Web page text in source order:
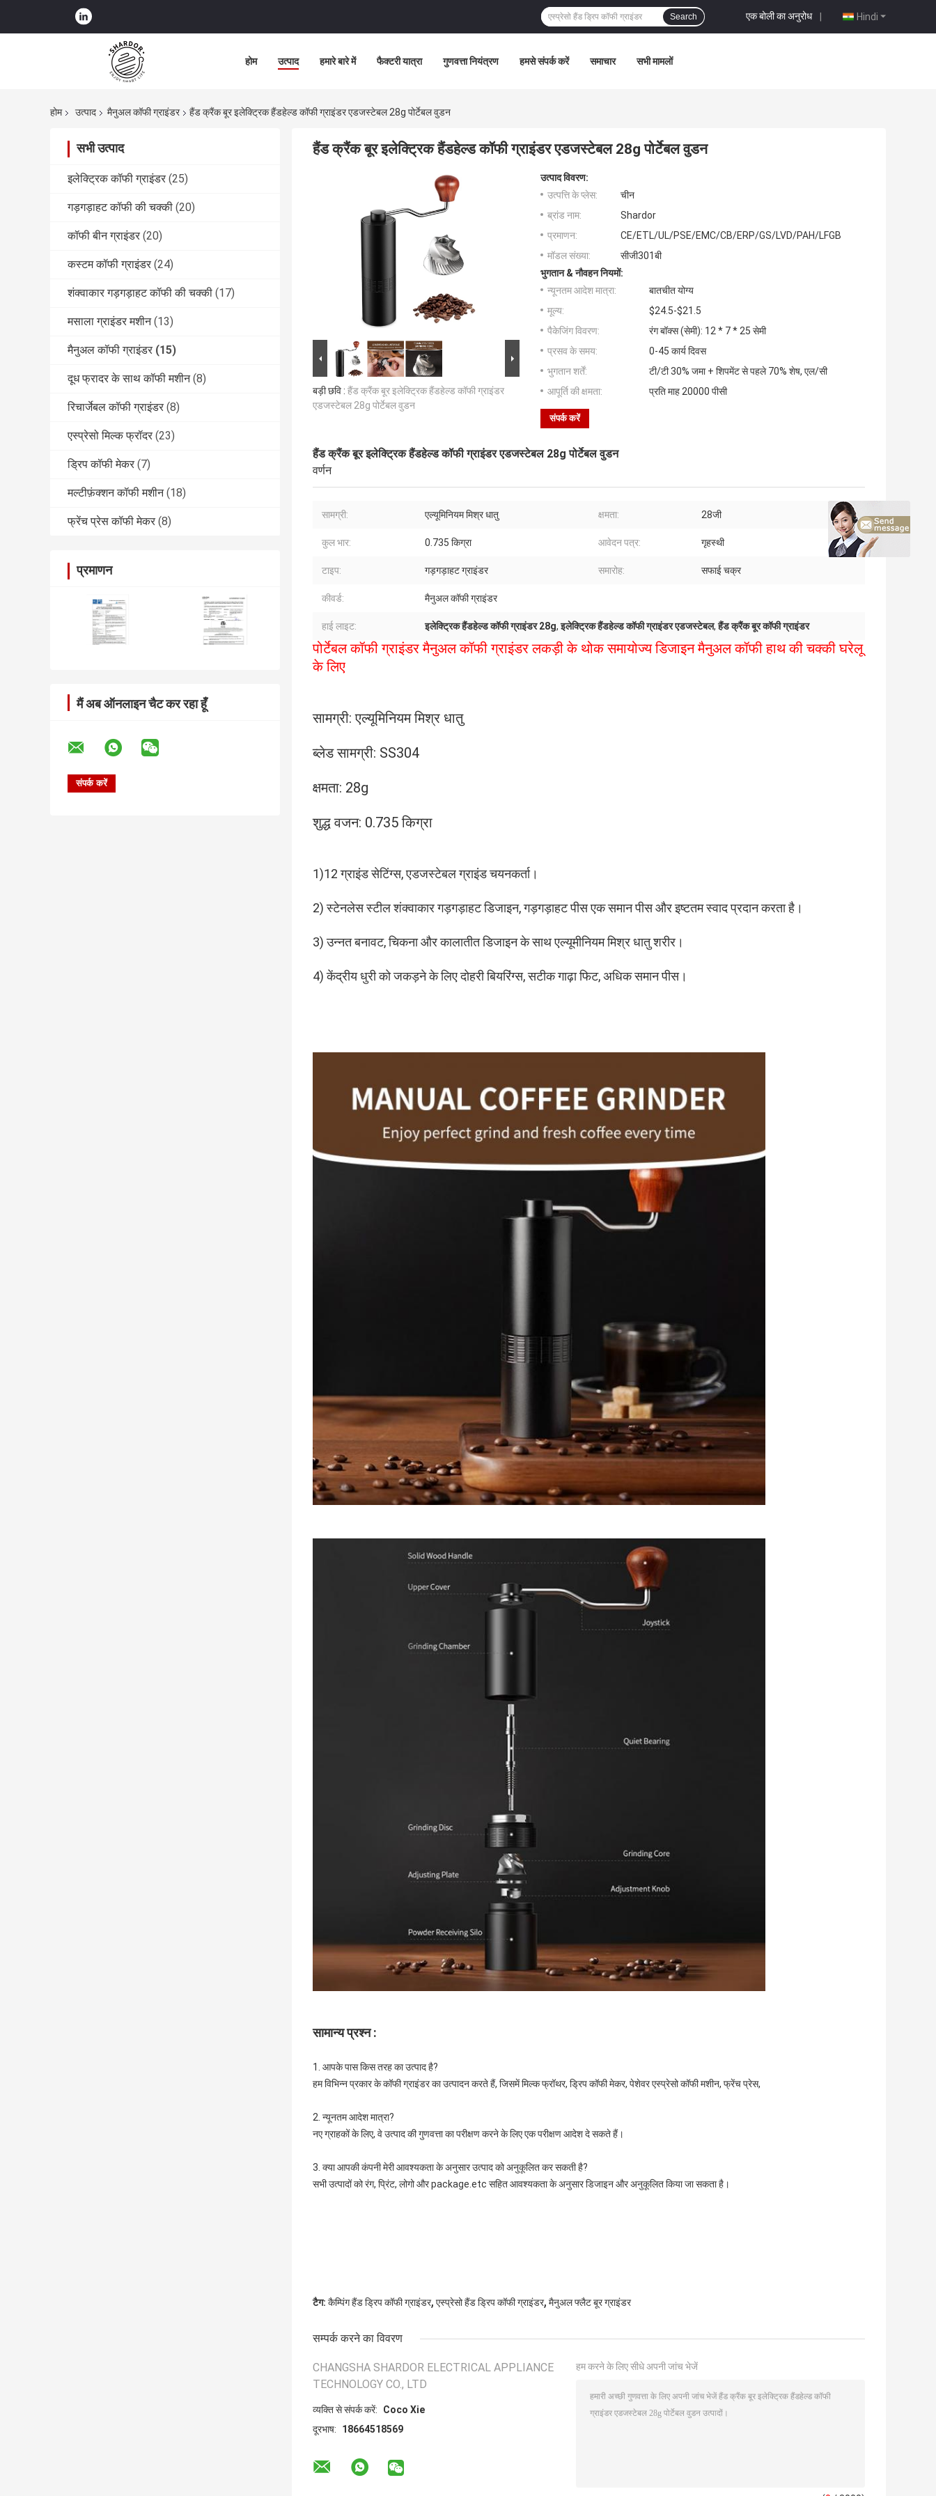
Hindi
एक बोली का अनुरोध |
Search
होम उत्पाद हमारे बारे में फैक्टरी यात्रा गुणवत्ता नियंत्रण हमसे संपर्क करें समाचार सभी मामलों
होम उत्पाद मैनुअल कॉफी ग्राइंडर हैंड क्रैंक बूर इलेक्ट्रिक हैंडहेल्ड कॉफी ग्राइंडर एडजस्टेबल 28g पोर्टेबल वुडन
सभी उत्पाद
इलेक्ट्रिक कॉफी ग्राइंडर (25)
गड़गड़ाहट कॉफी की चक्की (20)
कॉफी बीन ग्राइंडर (20)
कस्टम कॉफी ग्राइंडर (24)
शंक्वाकार गड़गड़ाहट कॉफी की चक्की (17)
मसाला ग्राइंडर मशीन (13)
मैनुअल कॉफी ग्राइंडर (15)
दूध फ्रादर के साथ कॉफी मशीन (8)
रिचार्जेबल कॉफी ग्राइंडर (8)
एस्प्रेसो मिल्क फ्रॉदर (23)
ड्रिप कॉफी मेकर (7)
मल्टीफ़ंक्शन कॉफी मशीन (18)
फ्रेंच प्रेस कॉफी मेकर (8)
प्रमाणन
मैं अब ऑनलाइन चैट कर रहा हूँ
हैंड क्रैंक बूर इलेक्ट्रिक हैंडहेल्ड कॉफी ग्राइंडर एडजस्टेबल 28g पोर्टेबल वुडन
बड़ी छवि : हैंड क्रैंक बूर इलेक्ट्रिक हैंडहेल्ड कॉफी ग्राइंडर
एडजस्टेबल 28g पोर्टेबल वुडन
उत्पाद विवरण:
उत्पत्ति के प्लेस:
चीन
ब्रांड नाम:
Shardor
प्रमाणन:
CE/ETL/UL/PSE/EMC/CB/ERP/GS/LVD/PAH/LFGB
मॉडल संख्या:
सीजी301बी
भुगतान & नौवहन नियमों:
न्यूनतम आदेश मात्रा:
बातचीत योग्य
मूल्य:
$24.5-$21.5
पैकेजिंग विवरण:
रंग बॉक्स (सेमी): 12 * 7 * 25 सेमी
प्रसव के समय:
0-45 कार्य दिवस
भुगतान शर्तें:
टी/टी 30% जमा + शिपमेंट से पहले 70% शेष, एल/सी
आपूर्ति की क्षमता:
प्रति माह 20000 पीसी
संपर्क करें
हैंड क्रैंक बूर इलेक्ट्रिक हैंडहेल्ड कॉफी ग्राइंडर एडजस्टेबल 28g पोर्टेबल वुडन
वर्णन
सामग्री: एल्यूमिनियम मिश्र धातु क्षमता: 28जी
कुल भार: 0.735 किग्रा आवेदन पत्र: गृहस्थी
टाइप: गड़गड़ाहट ग्राइंडर समारोह: सफाई चक्र
कीवर्ड: मैनुअल कॉफी ग्राइंडर
हाई लाइट: इलेक्ट्रिक हैंडहेल्ड कॉफी ग्राइंडर 28g,इलेक्ट्रिक हैंडहेल्ड कॉफी ग्राइंडर एडजस्टेबल,हैंड क्रैंक बूर कॉफी ग्राइंडर
पोर्टेबल कॉफी ग्राइंडर मैनुअल कॉफी ग्राइंडर लकड़ी के थोक समायोज्य डिजाइन मैनुअल कॉफी हाथ की चक्की घरेलू
के लिए
सामग्री: एल्यूमिनियम मिश्र धातु
ब्लेड सामग्री: SS304
क्षमता: 28g
शुद्ध वजन: 0.735 किग्रा
1)12 ग्राइंड सेटिंग्स, एडजस्टेबल ग्राइंड चयनकर्ता।
2) स्टेनलेस स्टील शंक्वाकार गड़गड़ाहट डिजाइन, गड़गड़ाहट पीस एक समान पीस और इष्टतम स्वाद प्रदान करता है।
3) उन्नत बनावट, चिकना और कालातीत डिजाइन के साथ एल्यूमीनियम मिश्र धातु शरीर।
4) केंद्रीय धुरी को जकड़ने के लिए दोहरी बियरिंग्स, सटीक गाढ़ा फिट, अधिक समान पीस।
सामान्य प्रश्न :
1. आपके पास किस तरह का उत्पाद है?
हम विभिन्न प्रकार के कॉफी ग्राइंडर का उत्पादन करते हैं, जिसमें मिल्क फ्रॉथर, ड्रिप कॉफी मेकर, पेशेवर एस्प्रेसो कॉफी मशीन, फ्रेंच प्रेस,
2. न्यूनतम आदेश मात्रा?
नए ग्राहकों के लिए, वे उत्पाद की गुणवत्ता का परीक्षण करने के लिए एक परीक्षण आदेश दे सकते हैं।
3. क्या आपकी कंपनी मेरी आवश्यकता के अनुसार उत्पाद को अनुकूलित कर सकती है?
सभी उत्पादों को रंग, प्रिंट, लोगो और package.etc सहित आवश्यकता के अनुसार डिजाइन और अनुकूलित किया जा सकता है।
टैग: कैम्पिंग हैंड ड्रिप कॉफी ग्राइंडर, एस्प्रेसो हैंड ड्रिप कॉफी ग्राइंडर, मैनुअल फ्लैट बूर ग्राइंडर
सम्पर्क करने का विवरण
CHANGSHA SHARDOR ELECTRICAL APPLIANCE
TECHNOLOGY CO., LTD
व्यक्ति से संपर्क करें:
Coco Xie
दूरभाष:
18664518569
हम करने के लिए सीधे अपनी जांच भेजें